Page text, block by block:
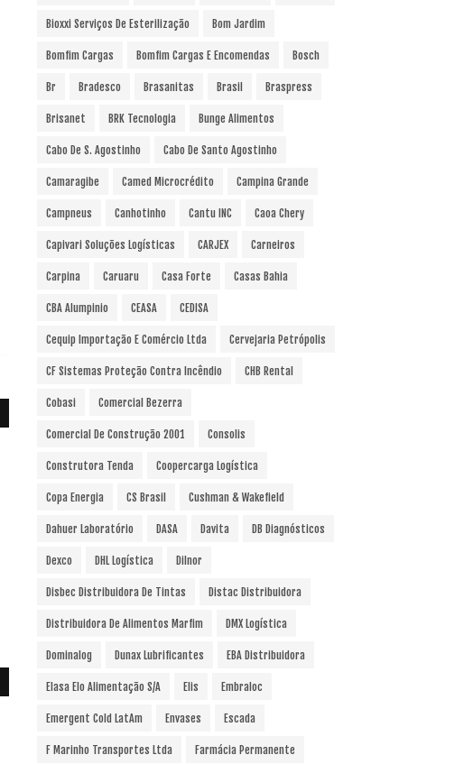
Bioxxi Serviços De Esterilização Bom Jardim
Bomfim Cargas Bomfim Cargas E Encomendas Bosch
Br Bradesco Brasanitas Brasil Braspress
Brisanet BRK Tecnologia Bunge Alimentos
Cabo De S. Agostinho Cabo De Santo Agostinho
Camaragibe Camed Microcrédito Campina Grande
Campneus Canhotinho Cantu INC Caoa Chery
Capivari Soluções Logísticas CARJEX Carneiros
Carpina Caruaru Casa Forte Casas Bahia
CBA Alumpinio CEASA CEDISA
Cequip Importação E Comércio Ltda Cervejaria Petrópolis
CF Sistemas Proteção Contra Incêndio CHB Rental
Cobasi Comercial Bezerra
Comercial De Construção 2001 Consolis
Construtora Tenda Coopercarga Logística
Copa Energia CS Brasil Cushman & Wakefield
Dahuer Laboratório DASA Davita DB Diagnósticos
Dexco DHL Logística Dilnor
Disbec Distribuidora De Tintas Distac Distribuidora
Distribuidora De Alimentos Marfim DMX Logística
Dominalog Dunax Lubrificantes EBA Distribuidora
Elasa Elo Alimentação S/A Elis Embraloc
Emergent Cold LatAm Envases Escada
F Marinho Transportes Ltda Farmácia Permanente